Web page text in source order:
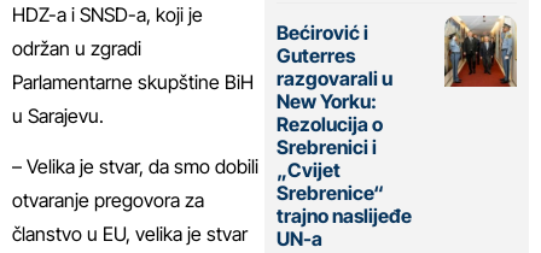
HDZ-a i SNSD-a, koji je
održan u zgradi
Parlamentarne skupštine BiH
u Sarajevu.
– Velika je stvar, da smo dobili
otvaranje pregovora za
članstvo u EU, velika je stvar
Bećirović i
Guterres
razgovarali u
New Yorku:
Rezolucija o
Srebrenici i
„Cvijet
Srebrenice“
trajno naslijeđe
UN-a